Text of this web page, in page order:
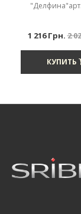
1 216 Грн.2
КУПИТЬ